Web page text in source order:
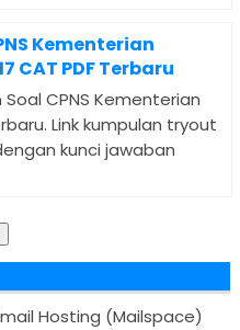
Kementerian
CAT PDF Terbaru
CPNS Kementerian
Link kumpulan tryout
kunci jawaban
Hosting (Mailspace)